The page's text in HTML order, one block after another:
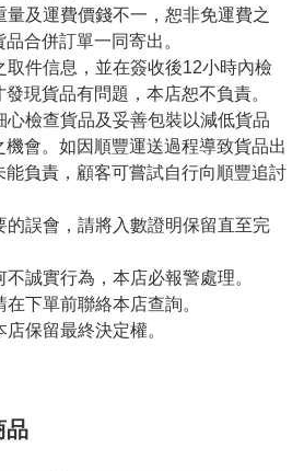
及運費價錢不一，恕非免運費之
合併訂單一同寄出。
件信息，並在簽收後12小時內檢
現貨品有問題，本店恕不負責。
檢查貨品及妥善包裝以減低貨品
會。如因順豐運送過程導致貨品出
負責，顧客可嘗試自行向順豐追討
誤會，請將入數證明保留直至完
實行為，本店必報警處理。
下單前聯絡本店查詢。
保留最終決定權。
品